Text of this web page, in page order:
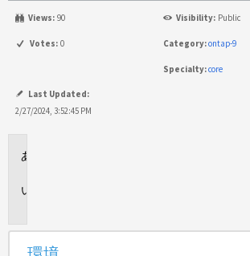
Views: 90 Visibility: Public
Votes: 0 Category:ontap-9
Specialty:core
Last Updated:
2/27/2024, 3:52:45 PM